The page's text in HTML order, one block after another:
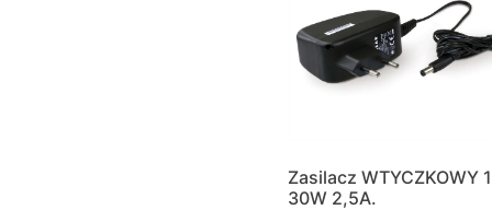
Zasilacz WTYCZKOWY
30W 2,5A.